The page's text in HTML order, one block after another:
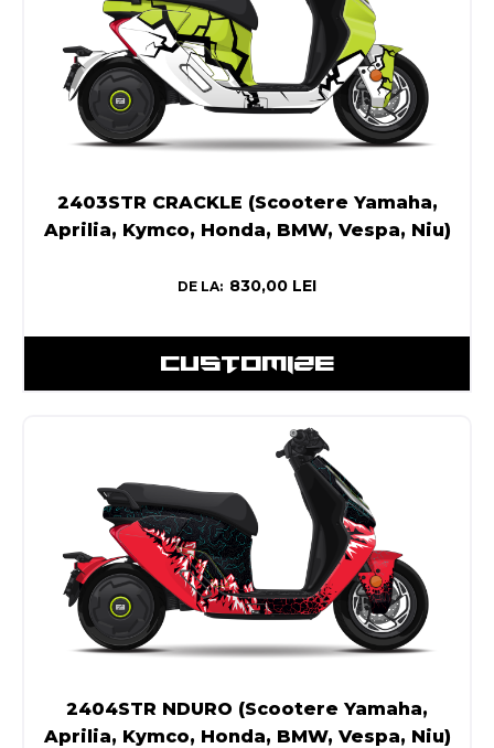
2403STR CRACKLE (Scootere Yamaha,
Aprilia, Kymco, Honda, BMW, Vespa, Niu)
DE LA: 830,00 LEI
CUSTOMIZE
2404STR NDURO (Scootere Yamaha,
Aprilia, Kymco, Honda, BMW, Vespa, Niu)